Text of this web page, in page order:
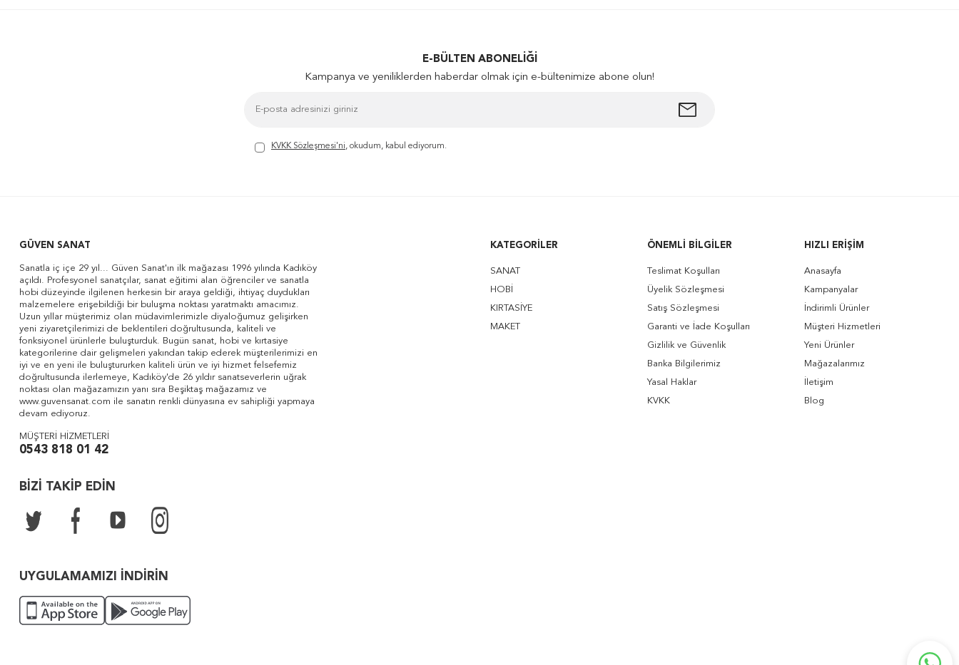
E-BÜLTEN ABONELIĞI
Kampanya ve yeniliklerden haberdar olmak için e-bültenimize abone olun!
KVKK Sözleşmesi'ni, okudum, kabul ediyorum.
GÜVEN SANAT
Sanatla iç içe 29 yıl... Güven Sanat'ın ilk mağazası 1996 yılında Kadıköy
açıldı. Profesyonel sanatçılar, sanat eğitimi alan öğrenciler ve sanatla
hobi düzeyinde ilgilenen herkesin bir araya geldiği, ihtiyaç duydukları
malzemelere erişebildiği bir buluşma noktası yaratmaktı amacımız.
Uzun yıllar müşterimiz olan müdavimlerimizle diyaloğumuz gelişirken
yeni ziyaretçilerimizi de beklentileri doğrultusunda, kaliteli ve
fonksiyonel ürünlerle buluşturduk. Bugün sanat, hobi ve kırtasiye
kategorilerine dair gelişmeleri yakından takip ederek müşterilerimizi en
iyi ve en yeni ile buluştururken kaliteli ürün ve iyi hizmet felsefemiz
doğrultusunda ilerlemeye, Kadıköy'de 26 yıldır sanatseverlerin uğrak
noktası olan mağazamızın yanı sıra Beşiktaş mağazamız ve
www.guvensanat.com ile sanatın renkli dünyasına ev sahipliği yapmaya
devam ediyoruz.
MÜŞTERİ HİZMETLERİ
0543 818 01 42
BİZİ TAKİP EDİN
UYGULAMAMIZI İNDİRİN
KATEGORILER
SANAT
HOBİ
KIRTASİYE
MAKET
ÖNEMLI BILGILER
Teslimat Koşulları
Üyelik Sözleşmesi
Satış Sözleşmesi
Garanti ve İade Koşulları
Gizlilik ve Güvenlik
Banka Bilgilerimiz
Yasal Haklar
KVKK
HIZLI ERIŞIM
Anasayfa
Kampanyalar
İndirimli Ürünler
Müşteri Hizmetleri
Yeni Ürünler
Mağazalarımız
İletişim
Blog